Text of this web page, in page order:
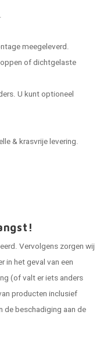
meegeleverd.
of dichtgelaste
U kunt optioneel
& krasvrije levering.
Vervolgens zorgen wij
in het geval van een
(of valt er iets anders
producten inclusief
de beschadiging aan de